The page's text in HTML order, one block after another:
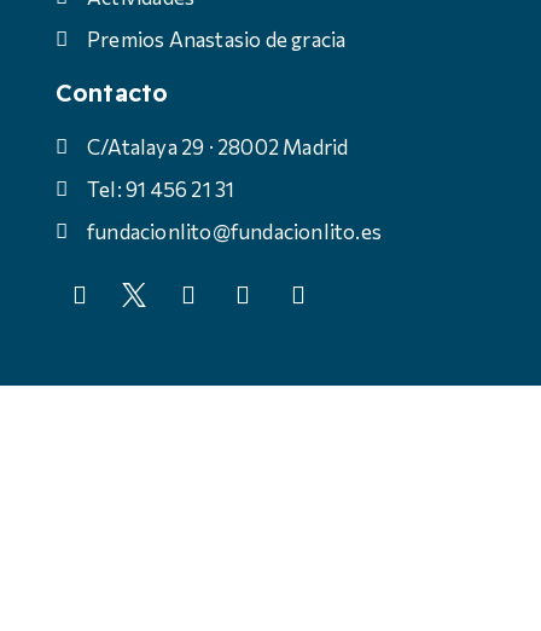
Premios Anastasio de gracia
Contacto
C/Atalaya 29 · 28002 Madrid
Tel: 91 456 21 31
fundacionlito@fundacionlito.es